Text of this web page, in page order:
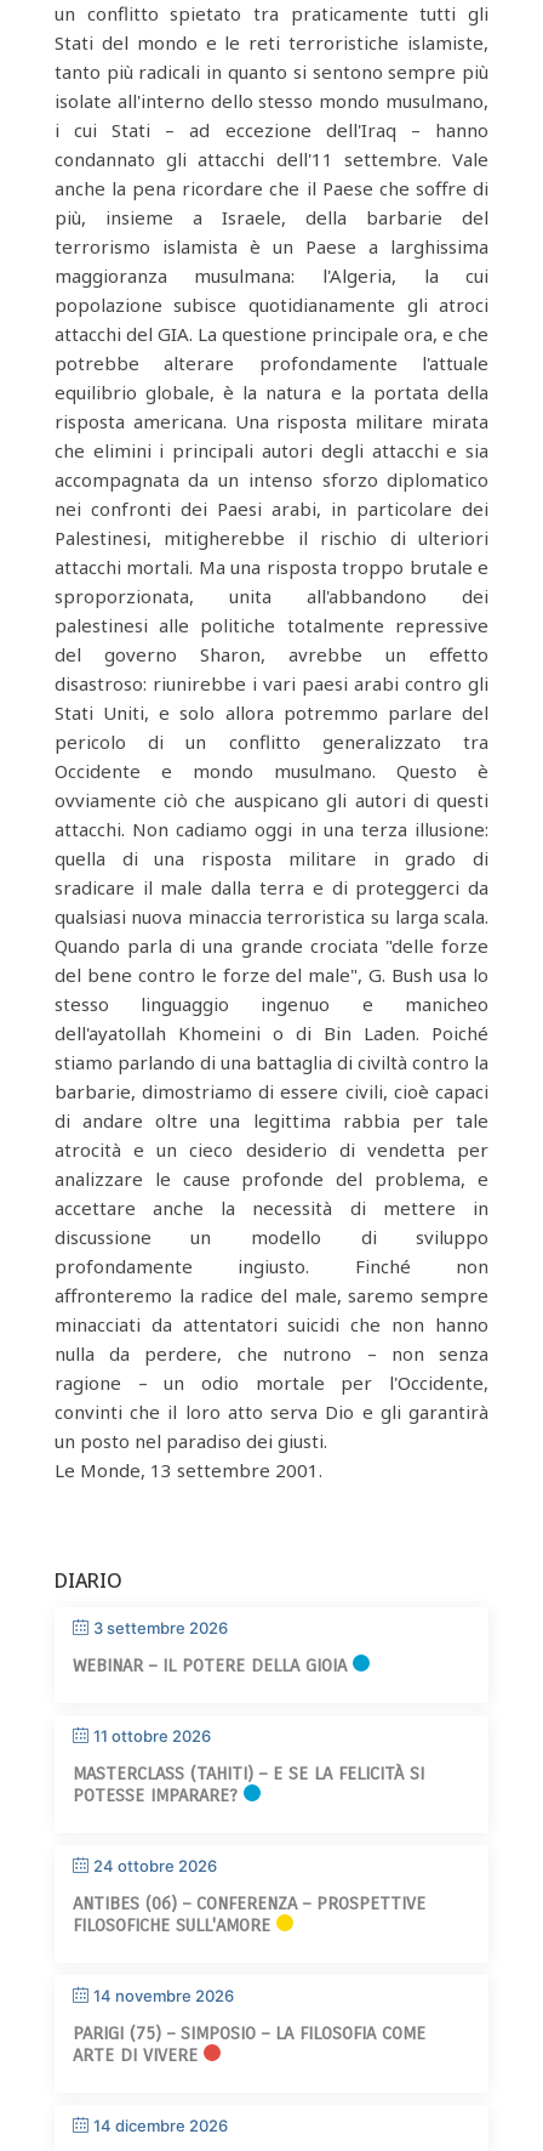
un conflitto spietato tra praticamente tutti gli
Stati del mondo e le reti terroristiche islamiste,
tanto più radicali in quanto si sentono sempre più
isolate all'interno dello stesso mondo musulmano,
i cui Stati – ad eccezione dell'Iraq – hanno
condannato gli attacchi dell'11 settembre. Vale
anche la pena ricordare che il Paese che soffre di
più, insieme a Israele, della barbarie del
terrorismo islamista è un Paese a larghissima
maggioranza musulmana: l'Algeria, la cui
popolazione subisce quotidianamente gli atroci
attacchi del GIA. La questione principale ora, e che
potrebbe alterare profondamente l'attuale
equilibrio globale, è la natura e la portata della
risposta americana. Una risposta militare mirata
che elimini i principali autori degli attacchi e sia
accompagnata da un intenso sforzo diplomatico
nei confronti dei Paesi arabi, in particolare dei
Palestinesi, mitigherebbe il rischio di ulteriori
attacchi mortali. Ma una risposta troppo brutale e
sproporzionata, unita all'abbandono dei
palestinesi alle politiche totalmente repressive
del governo Sharon, avrebbe un effetto
disastroso: riunirebbe i vari paesi arabi contro gli
Stati Uniti, e solo allora potremmo parlare del
pericolo di un conflitto generalizzato tra
Occidente e mondo musulmano. Questo è
ovviamente ciò che auspicano gli autori di questi
attacchi. Non cadiamo oggi in una terza illusione:
quella di una risposta militare in grado di
sradicare il male dalla terra e di proteggerci da
qualsiasi nuova minaccia terroristica su larga scala.
Quando parla di una grande crociata "delle forze
del bene contro le forze del male", G. Bush usa lo
stesso linguaggio ingenuo e manicheo
dell'ayatollah Khomeini o di Bin Laden. Poiché
stiamo parlando di una battaglia di civiltà contro la
barbarie, dimostriamo di essere civili, cioè capaci
di andare oltre una legittima rabbia per tale
atrocità e un cieco desiderio di vendetta per
analizzare le cause profonde del problema, e
accettare anche la necessità di mettere in
discussione un modello di sviluppo
profondamente ingiusto. Finché non
affronteremo la radice del male, saremo sempre
minacciati da attentatori suicidi che non hanno
nulla da perdere, che nutrono – non senza
ragione – un odio mortale per l'Occidente,
convinti che il loro atto serva Dio e gli garantirà
un posto nel paradiso dei giusti.
Le Monde, 13 settembre 2001.
DIARIO
3 settembre 2026
WEBINAR – IL POTERE DELLA GIOIA
11 ottobre 2026
MASTERCLASS (TAHITI) – E SE LA FELICITÀ SI
POTESSE IMPARARE?
24 ottobre 2026
ANTIBES (06) – CONFERENZA – PROSPETTIVE
FILOSOFICHE SULL'AMORE
14 novembre 2026
PARIGI (75) – SIMPOSIO – LA FILOSOFIA COME
ARTE DI VIVERE
14 dicembre 2026